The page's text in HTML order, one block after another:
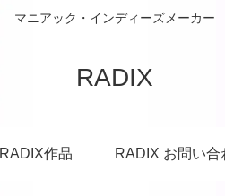
マニアック・インディーズメーカー
RADIX
RADIX作品